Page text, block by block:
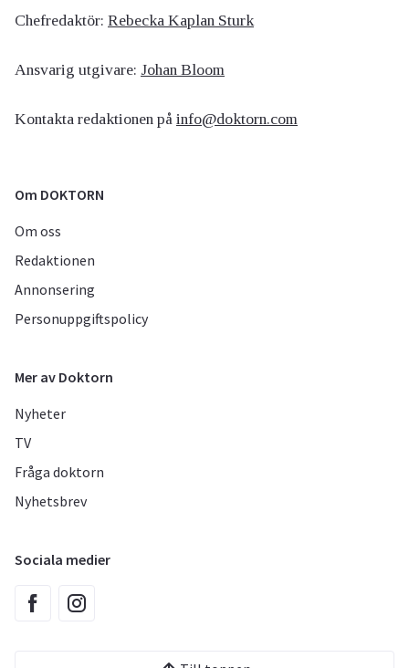
Chefredaktör: Rebecka Kaplan Sturk
Ansvarig utgivare: Johan Bloom
Kontakta redaktionen på info@doktorn.com
Om DOKTORN
Om oss
Redaktionen
Annonsering
Personuppgiftspolicy
Mer av Doktorn
Nyheter
TV
Fråga doktorn
Nyhetsbrev
Sociala medier